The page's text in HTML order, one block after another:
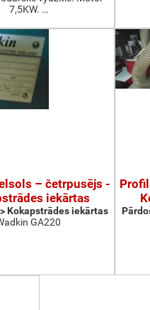
7,5KW. …
– četrpusējs -
iekārtas
Kokapstrādes iekārtas
GA220